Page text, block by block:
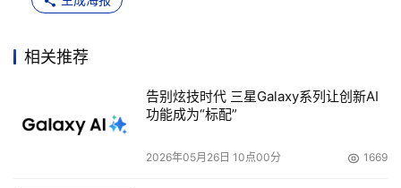
配备867MHz PowerBook G4、256MB内存以及40GB硬
盘。还内置有用于扩展IEEE802.11g卡的专用插槽。价格为
1799美元。
乔布斯认为：“将来笔记本电脑的供货量将超过台式
相关推荐
告别炫技时代 三星Galaxy系列让创新AI
功能成为“标配”
2026年05月26日 10点00分 1669